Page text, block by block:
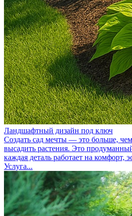
Ландшафтный дизайн под ключ
Создать сад мечты — это больше,
высадить растения. Это
каждая деталь работает на комфорт,
Услуга...